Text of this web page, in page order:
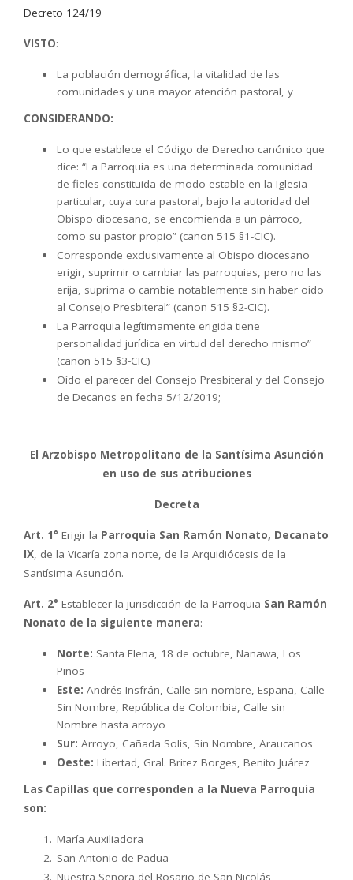
Decreto 124/19
VISTO:
La población demográfica, la vitalidad de las
comunidades y una mayor atención pastoral, y
CONSIDERANDO:
Lo que establece el Código de Derecho canónico que
dice: “La Parroquia es una determinada comunidad
de fieles constituida de modo estable en la Iglesia
particular, cuya cura pastoral, bajo la autoridad del
Obispo diocesano, se encomienda a un párroco,
como su pastor propio” (canon 515 §1-CIC).
Corresponde exclusivamente al Obispo diocesano
erigir, suprimir o cambiar las parroquias, pero no las
erija, suprima o cambie notablemente sin haber oído
al Consejo Presbiteral” (canon 515 §2-CIC).
La Parroquia legítimamente erigida tiene
personalidad jurídica en virtud del derecho mismo”
(canon 515 §3-CIC)
Oído el parecer del Consejo Presbiteral y del Consejo
de Decanos en fecha 5/12/2019;
El Arzobispo Metropolitano de la Santísima Asunción
en uso de sus atribuciones
Decreta
Art. 1° Erigir la Parroquia San Ramón Nonato, Decanato
IX, de la Vicaría zona norte, de la Arquidiócesis de la
Santísima Asunción.
Art. 2° Establecer la jurisdicción de la Parroquia San Ramón
Nonato de la siguiente manera:
Norte: Santa Elena, 18 de octubre, Nanawa, Los
Pinos
Este: Andrés Insfrán, Calle sin nombre, España, Calle
Sin Nombre, República de Colombia, Calle sin
Nombre hasta arroyo
Sur: Arroyo, Cañada Solís, Sin Nombre, Araucanos
Oeste: Libertad, Gral. Britez Borges, Benito Juárez
Las Capillas que corresponden a la Nueva Parroquia
son:
María Auxiliadora
San Antonio de Padua
Nuestra Señora del Rosario de San Nicolás